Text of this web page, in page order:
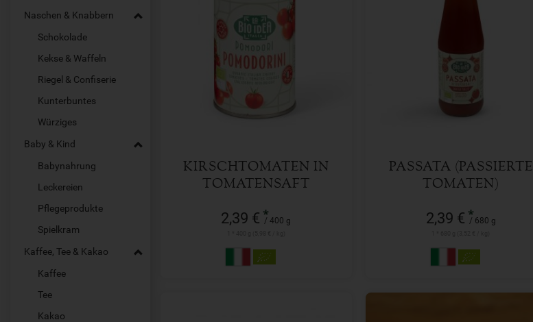
Naschen & Knabbern
Schokolade
Kekse & Waffeln
Riegel & Confiserie
Kunterbuntes
Würziges
Baby & Kind
Babynahrung
Leckereien
Pflegeprodukte
Spielkram
Kaffee, Tee & Kakao
Kaffee
Tee
Kakao
KIRSCHTOMATEN IN
TOMATENSAFT
2,39 € *
/ 400 g
400 g
2,39
PASSATA (PASSIERTE
TOMATEN)
2,39 € *
/ 680 g
680 g
2,39€